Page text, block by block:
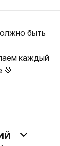
быть
каждый
💚